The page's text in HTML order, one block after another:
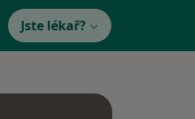
Jste lékař?